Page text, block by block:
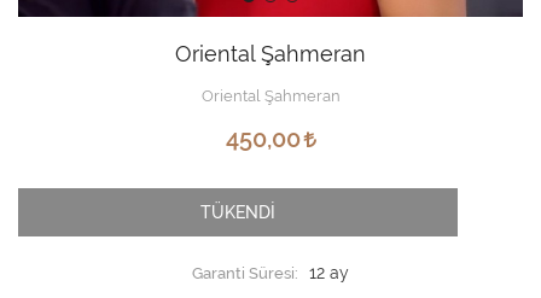
Oriental Şahmeran
Oriental Şahmeran
450,00
TÜKENDİ
Garanti Süresi:
12 ay